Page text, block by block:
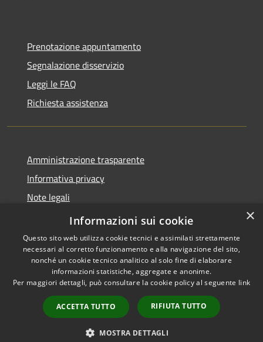
Prenotazione appuntamento
Segnalazione disservizio
Leggi le FAQ
Richiesta assistenza
Amministrazione trasparente
Informativa privacy
Note legali
Dichiarazione di accessibilità
Accessibilità
Copyright © 2026 • Comune di
Leffe • Powered by
Municipium•
Accesso
redazione
×
Informazioni sui cookie
Questo sito web utilizza cookie tecnici e assimilati strettamente
necessari al corretto funzionamento e alla navigazione del sito,
nonché un cookie tecnico analitico al solo fine di elaborare
informazioni statistiche, aggregate e anonime.
Per maggiori dettagli, può consultare la cookie policy al seguente link
ACCETTA TUTTO RIFIUTA TUTTO
MOSTRA DETTAGLI